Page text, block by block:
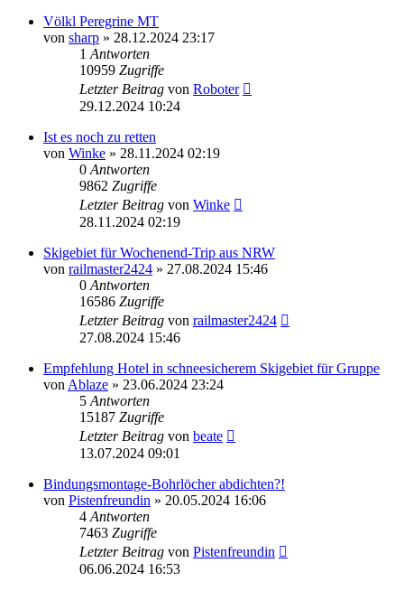
Völkl Peregrine MT
von sharp » 28.12.2024 23:17
1 Antworten
10959 Zugriffe
Letzter Beitrag von Roboter
29.12.2024 10:24
Ist es noch zu retten
von Winke » 28.11.2024 02:19
0 Antworten
9862 Zugriffe
Letzter Beitrag von Winke
28.11.2024 02:19
Skigebiet für Wochenend-Trip aus NRW
von railmaster2424 » 27.08.2024 15:46
0 Antworten
16586 Zugriffe
Letzter Beitrag von railmaster2424
27.08.2024 15:46
Empfehlung Hotel in schneesicherem Skigebiet für Gruppe
von Ablaze » 23.06.2024 23:24
5 Antworten
15187 Zugriffe
Letzter Beitrag von beate
13.07.2024 09:01
Bindungsmontage-Bohrlöcher abdichten?!
von Pistenfreundin » 20.05.2024 16:06
4 Antworten
7463 Zugriffe
Letzter Beitrag von Pistenfreundin
06.06.2024 16:53